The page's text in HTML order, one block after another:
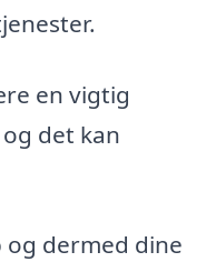
en vigtig
det kan
dermed dine